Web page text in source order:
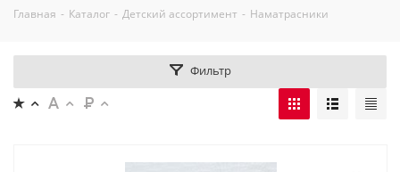
Главная - Каталог - Детский ассортимент - Наматрасники
Фильтр